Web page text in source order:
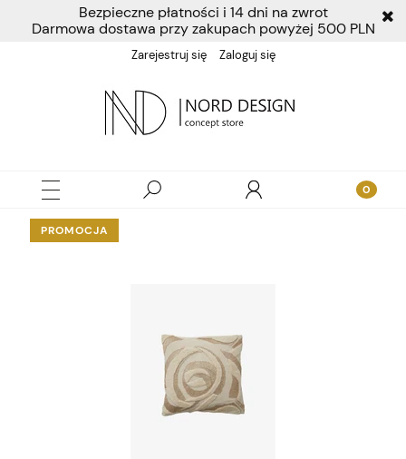
Bezpieczne płatności i 14 dni na zwrot
Darmowa dostawa przy zakupach powyżej 500 PLN
Zarejestruj się Zaloguj się
PROMOCJA